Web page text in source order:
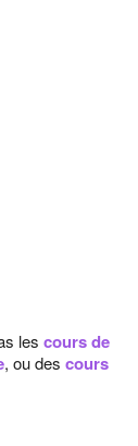
les cours de
, ou des cours